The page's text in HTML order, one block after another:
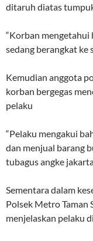
ditaruh diatas
“Korban mengetahui
sedang berangkat ke
Kemudian anggota
korban bergegas
pelaku
“Pelaku mengakui
dan menjual barang
tubagus angke
Sementara dalam
Polsek Metro Taman
menjelaskan pelaku